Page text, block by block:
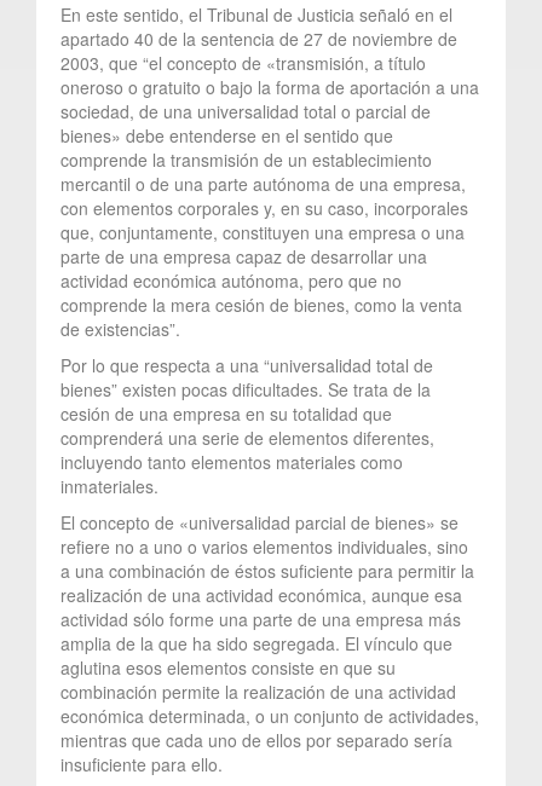
En este sentido, el Tribunal de Justicia señaló en el
apartado 40 de la sentencia de 27 de noviembre de
2003, que “el concepto de «transmisión, a título
oneroso o gratuito o bajo la forma de aportación a una
sociedad, de una universalidad total o parcial de
bienes» debe entenderse en el sentido que
comprende la transmisión de un establecimiento
mercantil o de una parte autónoma de una empresa,
con elementos corporales y, en su caso, incorporales
que, conjuntamente, constituyen una empresa o una
parte de una empresa capaz de desarrollar una
actividad económica autónoma, pero que no
comprende la mera cesión de bienes, como la venta
de existencias”.
Por lo que respecta a una “universalidad total de
bienes” existen pocas dificultades. Se trata de la
cesión de una empresa en su totalidad que
comprenderá una serie de elementos diferentes,
incluyendo tanto elementos materiales como
inmateriales.
El concepto de «universalidad parcial de bienes» se
refiere no a uno o varios elementos individuales, sino
a una combinación de éstos suficiente para permitir la
realización de una actividad económica, aunque esa
actividad sólo forme una parte de una empresa más
amplia de la que ha sido segregada. El vínculo que
aglutina esos elementos consiste en que su
combinación permite la realización de una actividad
económica determinada, o un conjunto de actividades,
mientras que cada uno de ellos por separado sería
insuficiente para ello.